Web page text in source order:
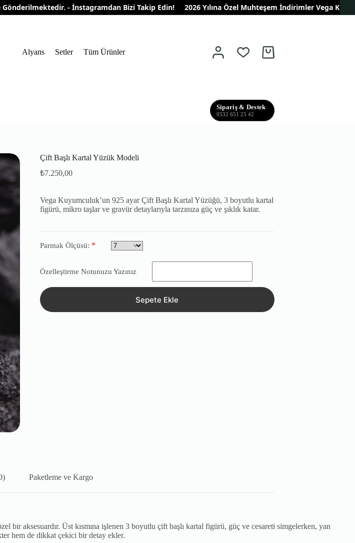
- İnstagramdan Bizi Takip Edin! 2026 Yılına Özel Muhteşem İndirimler Vega
Alyans Setler Tüm Ürünler
Shopping
Sipariş & Destek
0532 651 25 42
Çift Başlı Kartal Yüzük Modeli
₺7.250,00
Vega Kuyumculuk’un 925 ayar Çift Başlı Kartal Yüzüğü, 3 boyutlu kartal
figürü, mikro taşlar ve gravür detaylarıyla tarzınıza güç ve şıklık katar.
Parmak Ölçüsü: *
Özelleştirme Notunuzu Yazınız
Sepete Ekle
Paketleme ve Kargo
bir aksesuardır. Üst kısmına işlenen 3 boyutlu çift başlı kartal figürü, güç ve cesareti simgelerken, yan
hem de dikkat çekici bir detay ekler.